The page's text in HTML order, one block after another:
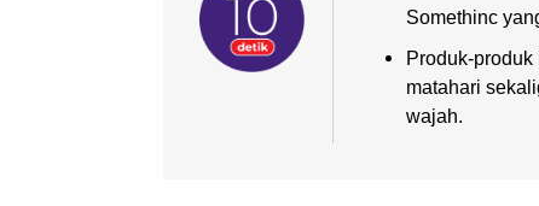
Somethinc
Produk-
matahari
wajah.